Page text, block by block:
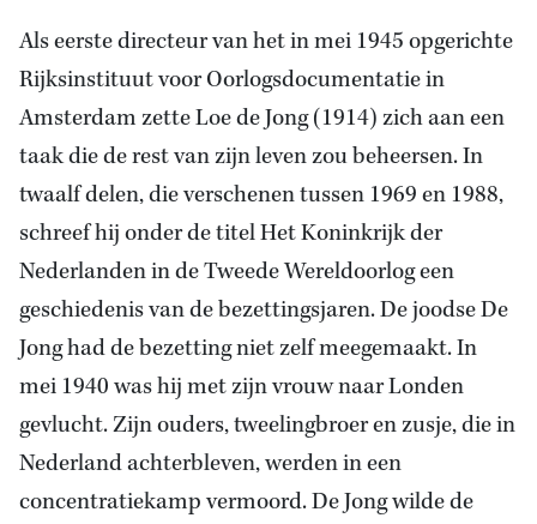
Als eerste directeur van het in mei 1945 opgerichte
Rijksinstituut voor Oorlogsdocumentatie in
Amsterdam zette Loe de Jong (1914) zich aan een
taak die de rest van zijn leven zou beheersen. In
twaalf delen, die verschenen tussen 1969 en 1988,
schreef hij onder de titel Het Koninkrijk der
Nederlanden in de Tweede Wereldoorlog een
geschiedenis van de bezettingsjaren. De joodse De
Jong had de bezetting niet zelf meegemaakt. In
mei 1940 was hij met zijn vrouw naar Londen
gevlucht. Zijn ouders, tweelingbroer en zusje, die in
Nederland achterbleven, werden in een
concentratiekamp vermoord. De Jong wilde de